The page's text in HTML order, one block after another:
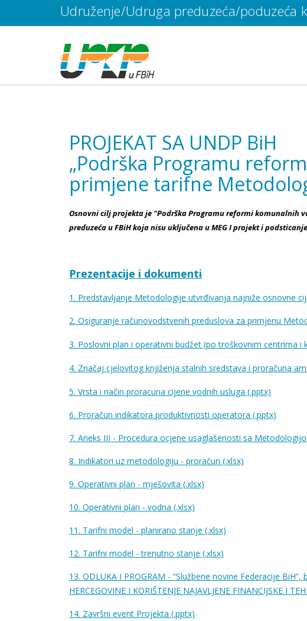
Udruženje/Udruga preduzeća/poduzeća
PROJEKAT SA UNDP BiH
„Podrška Programu
primjene tarifne
Osnovni cilj projekta je "Podrška Programu reformi komunalnih
preduzeća u FBiH koja nisu uključena u MEG I projekt i
Prezentacije i dokumenti
1. Predstavljanje Metodologije utvrđivanja najniže osnovne
2. Osiguranje računovodstvenih preduslova za primjenu
3. Poslovni plan i operativni budžet (po troškovnim centrima
4. Značaj cjelovitog knjiženja stalnih sredstava i proračuna
5. Vrsta i način proracuna cijene vodnih usluga (.pptx)
6. Proračun indikatora produktivnosti operatora (.pptx)
7. Aneks III - Procedura ocjene usaglašenosti sa
8. Indikatori uz metodologiju - proračun (.xlsx)
9. Operativni plan - mješovita (.xlsx)
10. Operativni plan - vodna (.xlsx)
11. Tarifni model - planirano stanje (.xlsx)
12. Tarifni model - trenutno stanje (.xlsx)
13. ODLUKA I PROGRAM - “Službene novine Federacije BiH”,
HERCEGOVINE I KORIŠTENJE NAJAVLJENE FINANCIJSKE I
14. Završni event Projekta (.pptx)